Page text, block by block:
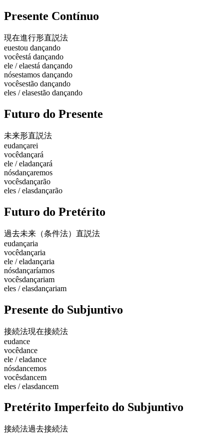
Presente Contínuo
現在進行形直説法
euestou dançando
vocêestá dançando
ele / elaestá dançando
nósestamos dançando
vocêsestão dançando
eles / elasestão dançando
Futuro do Presente
未来形直説法
eudançarei
vocêdançará
ele / eladançará
nósdançaremos
vocêsdançarão
eles / elasdançarão
Futuro do Pretérito
過去未来（条件法） 直説法
eudançaria
vocêdançaria
ele / eladançaria
nósdançaríamos
vocêsdançariam
eles / elasdançariam
Presente do Subjuntivo
接続法現在接続法
eudance
vocêdance
ele / eladance
nósdancemos
vocêsdancem
eles / elasdancem
Pretérito Imperfeito do Subjuntivo
接続法過去接続法